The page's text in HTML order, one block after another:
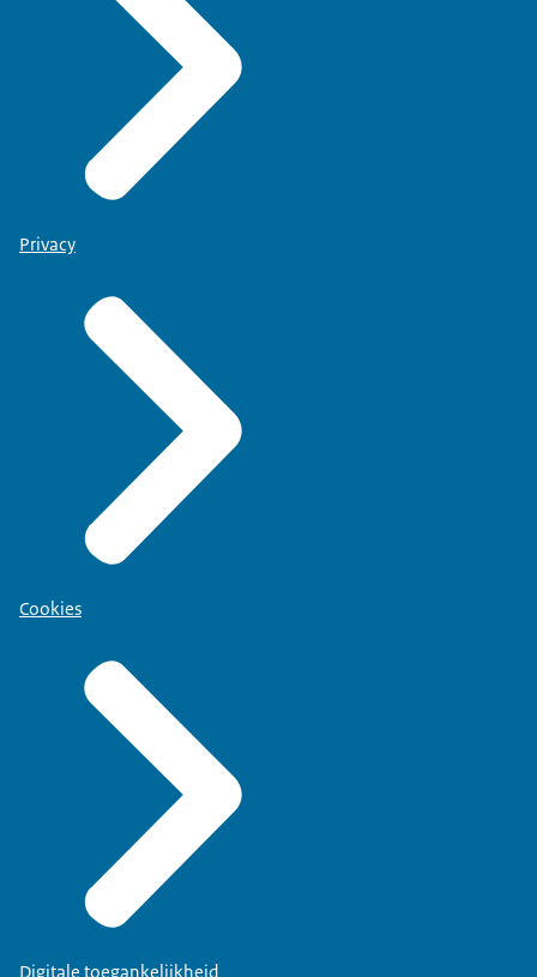
Privacy
Cookies
Digitale toegankelijkheid